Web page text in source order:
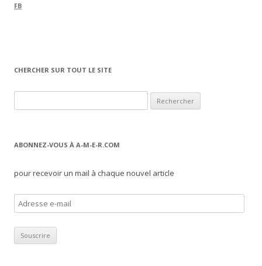
FB
CHERCHER SUR TOUT LE SITE
ABONNEZ-VOUS À A-M-E-R.COM
pour recevoir un mail à chaque nouvel article
d
r
e